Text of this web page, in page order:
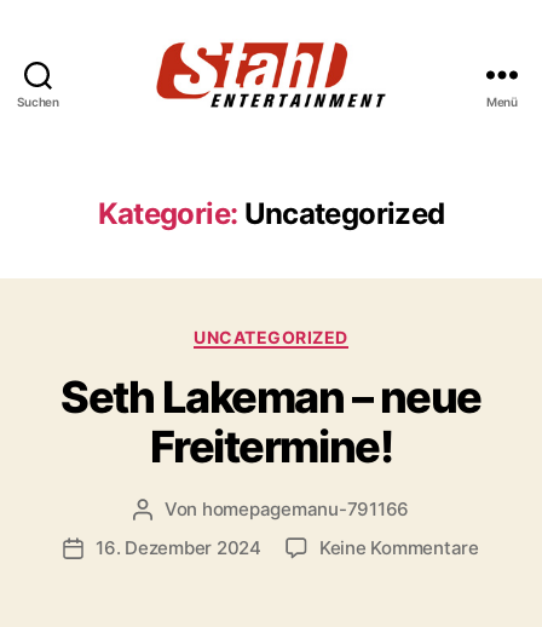
Suchen Menü
Kategorie: Uncategorized
Kategorien
UNCATEGORIZED
Seth Lakeman – neue
Freitermine!
Beitragsautor
Von homepagemanu-791166
Veröffentlichungsdatum
16. Dezember 2024 Keine Kommentarezu